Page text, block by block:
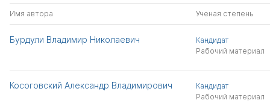
Имя автора Ученая степень
Бурдули Владимир Николаевич
Кандидат
Рабочий материал
Косоговский Александр Владимирович
Кандидат
Рабочий материал